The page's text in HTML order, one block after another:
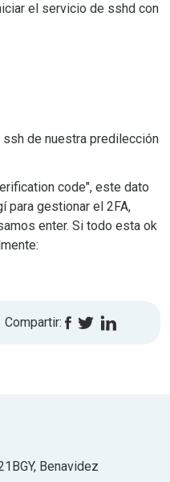
el servicio de sshd con
de nuestra predilección
code", este dato
para gestionar el 2FA,
enter. Si todo esta ok
Compartir:
Benavidez